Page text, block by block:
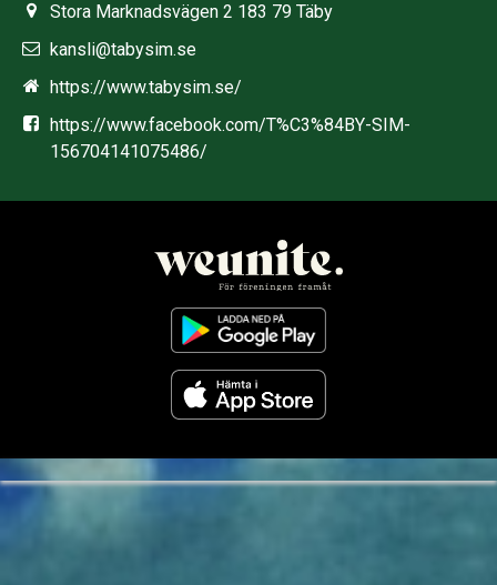
Stora Marknadsvägen 2 183 79 Täby
kansli@tabysim.se
https://www.tabysim.se/
https://www.facebook.com/T%C3%84BY-SIM-
156704141075486/